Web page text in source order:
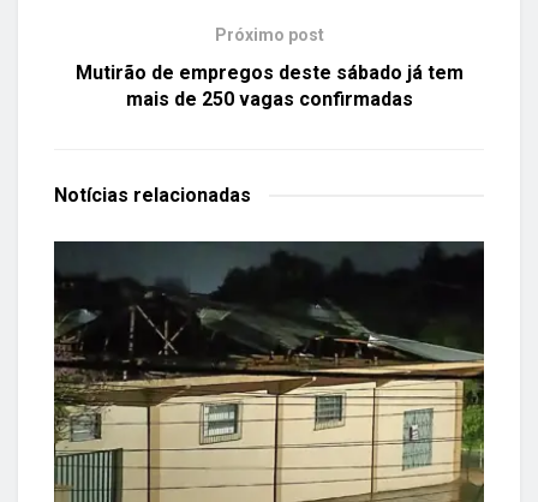
Próximo post
Mutirão de empregos deste sábado já tem
mais de 250 vagas confirmadas
Notícias relacionadas